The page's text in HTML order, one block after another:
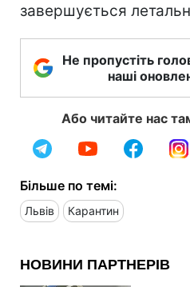
завершується
Не пропустіть
наші
Або читайте нас
Більше по темі:
Львів Карантин